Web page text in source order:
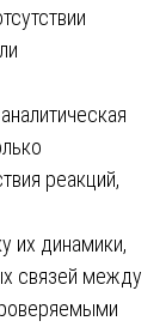
реакций,
их динамики,
связей между